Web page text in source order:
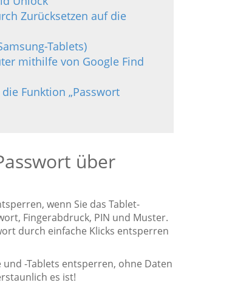
Zurücksetzen auf die
Tablets)
mithilfe von Google Find
Funktion „Passwort
über
wenn Sie das Tablet-
Fingerabdruck, PIN und Muster.
durch einfache Klicks entsperren
-Tablets entsperren, ohne Daten
es ist!